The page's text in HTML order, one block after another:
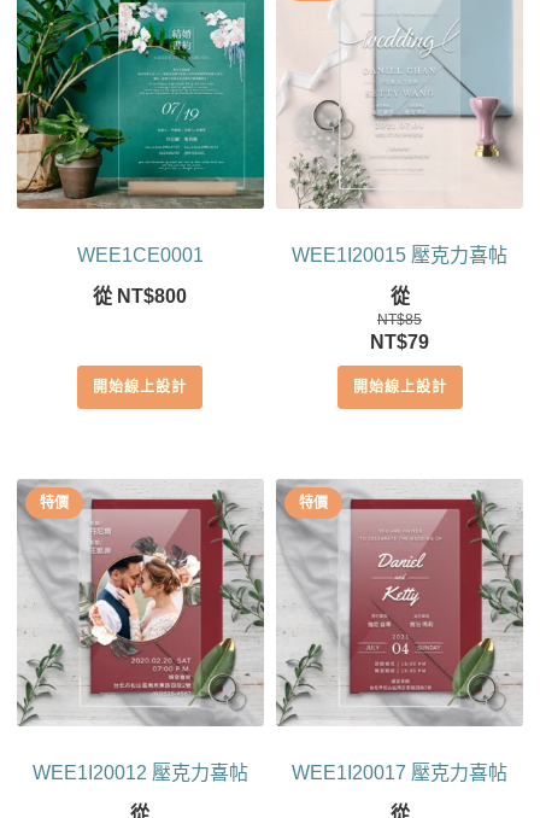
WEE1CE0001
從 NT$800
開始線上設計
WEE1I20015 壓克力喜帖
從
NT$85
原
始
價
NT$79目
前
價
開始線上設計
特價
WEE1I20012 壓克力喜帖
從
特價
WEE1I20017 壓克力喜帖
從